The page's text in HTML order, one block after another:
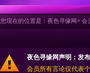
您现在的位置是： 夜色寻缘网> 会
夜色寻缘网声明：发
会员所有言论仅代表